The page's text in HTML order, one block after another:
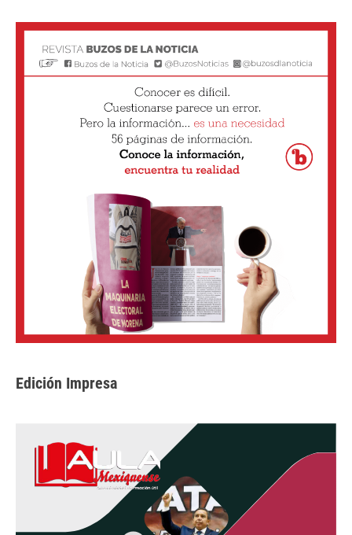
Edición Impresa